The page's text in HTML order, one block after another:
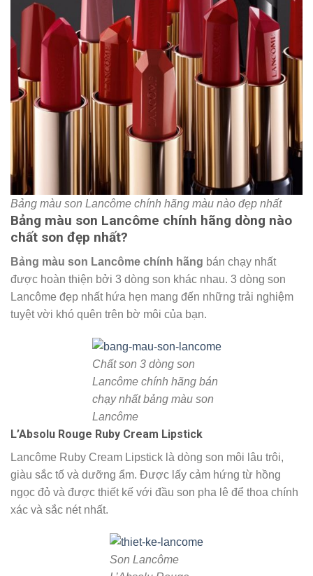
Bảng màu son Lancôme chính hãng màu nào đẹp nhất
Bảng màu son Lancôme chính hãng dòng nào
chất son đẹp nhất?
Bảng màu son Lancôme chính hãng bán chạy nhất
được hoàn thiện bởi 3 dòng son khác nhau. 3 dòng son
Lancôme đẹp nhất hứa hẹn mang đến những trải nghiệm
tuyệt vời khó quên trên bờ môi của bạn.
Chất son 3 dòng son
Lancôme chính hãng bán
chạy nhất bảng màu son
Lancôme
L’Absolu Rouge Ruby Cream Lipstick
Lancôme Ruby Cream Lipstick là dòng son môi lâu trôi,
giàu sắc tố và dưỡng ẩm. Được lấy cảm hứng từ hồng
ngọc đỏ và được thiết kế với đầu son pha lê để thoa chính
xác và sắc nét nhất.
Son Lancôme